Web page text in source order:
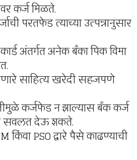
कर्ज मिळते.
परतफेड त्याच्या उत्पन्नानुसार
अंतर्गत अनेक बँका पिक विमा
साहित्य खरेदी सहजपणे
कर्जफेड न झाल्यास बँक कर्ज
सवलत देऊ शकते.
किंवा PSO द्वारे पैसे काढण्याची